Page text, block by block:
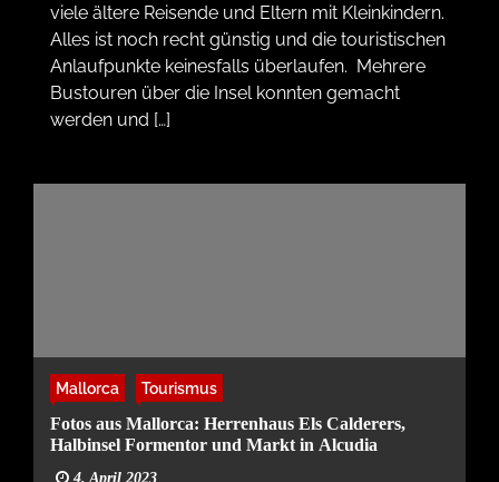
viele ältere Reisende und Eltern mit Kleinkindern.
Alles ist noch recht günstig und die touristischen
Anlaufpunkte keinesfalls überlaufen. Mehrere
Bustouren über die Insel konnten gemacht
werden und […]
Mallorca
Tourismus
Fotos aus Mallorca: Herrenhaus Els Calderers,
Halbinsel Formentor und Markt in Alcudia
4. April 2023